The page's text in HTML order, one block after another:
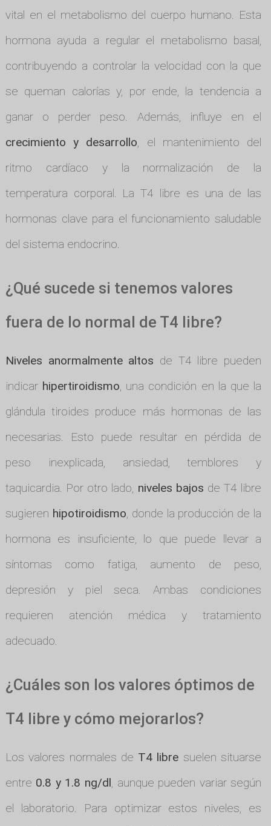
vital en el metabolismo del cuerpo humano. Esta
hormona ayuda a regular el metabolismo basal,
contribuyendo a controlar la velocidad con la que
se queman calorías y, por ende, la tendencia a
ganar o perder peso. Además, influye en el
crecimiento y desarrollo, el mantenimiento del
ritmo cardíaco y la normalización de la
temperatura corporal. La T4 libre es una de las
hormonas clave para el funcionamiento saludable
del sistema endocrino.
¿Qué sucede si tenemos valores
fuera de lo normal de T4 libre?
Niveles anormalmente altos de T4 libre pueden
indicar hipertiroidismo, una condición en la que la
glándula tiroides produce más hormonas de las
necesarias. Esto puede resultar en pérdida de
peso inexplicada, ansiedad, temblores y
taquicardia. Por otro lado, niveles bajos de T4 libre
sugieren hipotiroidismo, donde la producción de la
hormona es insuficiente, lo que puede llevar a
síntomas como fatiga, aumento de peso,
depresión y piel seca. Ambas condiciones
requieren atención médica y tratamiento
adecuado.
¿Cuáles son los valores óptimos de
T4 libre y cómo mejorarlos?
Los valores normales de T4 libre suelen situarse
entre 0.8 y 1.8 ng/dl, aunque pueden variar según
el laboratorio. Para optimizar estos niveles, es